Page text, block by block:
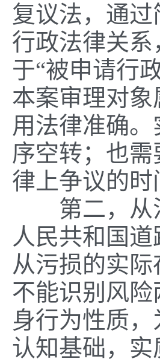
复议法，通
行政法律关
于“被申请行
本案审理对
用法律准确
序空转；也
律上争议的时
第二，从法
人民共和国
从污损的实
不能识别风
身行为性质
认知基础，